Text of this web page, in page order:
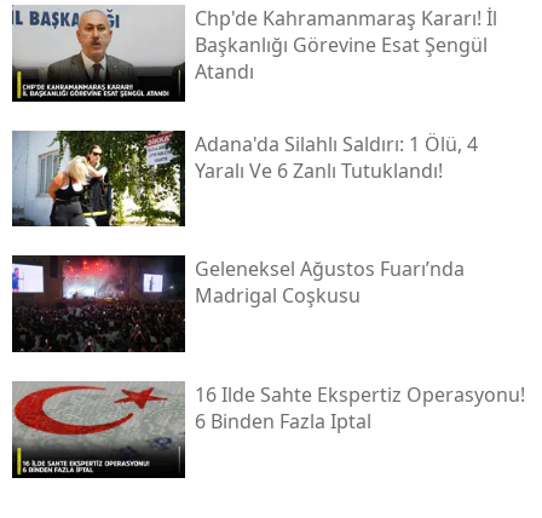
Chp'de Kahramanmaraş Kararı! İl
Başkanlığı Görevine Esat Şengül
Atandı
Adana'da Silahlı Saldırı: 1 Ölü, 4
Yaralı Ve 6 Zanlı Tutuklandı!
Geleneksel Ağustos Fuarı’nda
Madrigal Coşkusu
16 Ilde Sahte Ekspertiz Operasyonu!
6 Binden Fazla Iptal